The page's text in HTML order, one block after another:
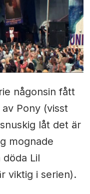
någonsin fått
Pony (visst
låt det är
mognade
Lil
viktig i serien).